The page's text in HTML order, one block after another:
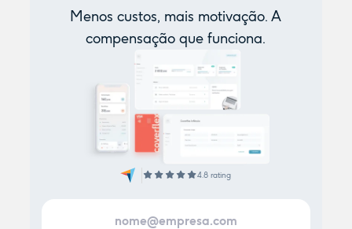
Menos custos, mais motivação. A
compensação que funciona.
4.8 rating